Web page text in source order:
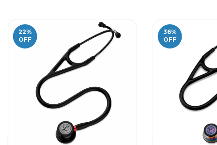
22%
OFF
36%
OFF